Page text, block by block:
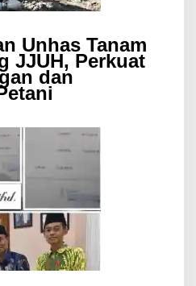
Unhas Tanam
JJUH, Perkuat
dan